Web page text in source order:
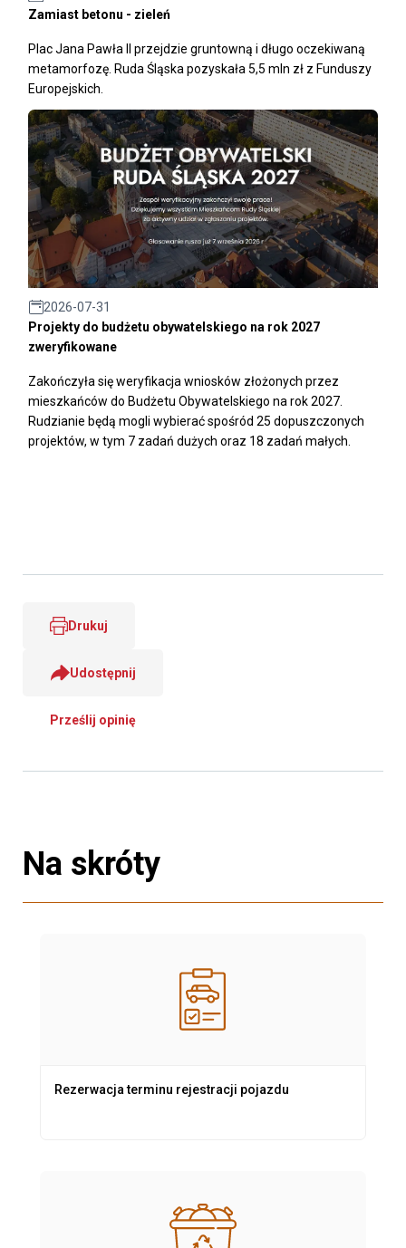
Zamiast betonu - zieleń
Plac Jana Pawła II przejdzie gruntowną i długo oczekiwaną
metamorfozę. Ruda Śląska pozyskała 5,5 mln zł z Funduszy
Europejskich.
2026-07-31
Projekty do budżetu obywatelskiego na rok 2027
zweryfikowane
Zakończyła się weryfikacja wniosków złożonych przez
mieszkańców do Budżetu Obywatelskiego na rok 2027.
Rudzianie będą mogli wybierać spośród 25 dopuszczonych
projektów, w tym 7 zadań dużych oraz 18 zadań małych.
Drukuj
Udostępnij
Prześlij opinię
Na skróty
Rezerwacja terminu rejestracji pojazdu